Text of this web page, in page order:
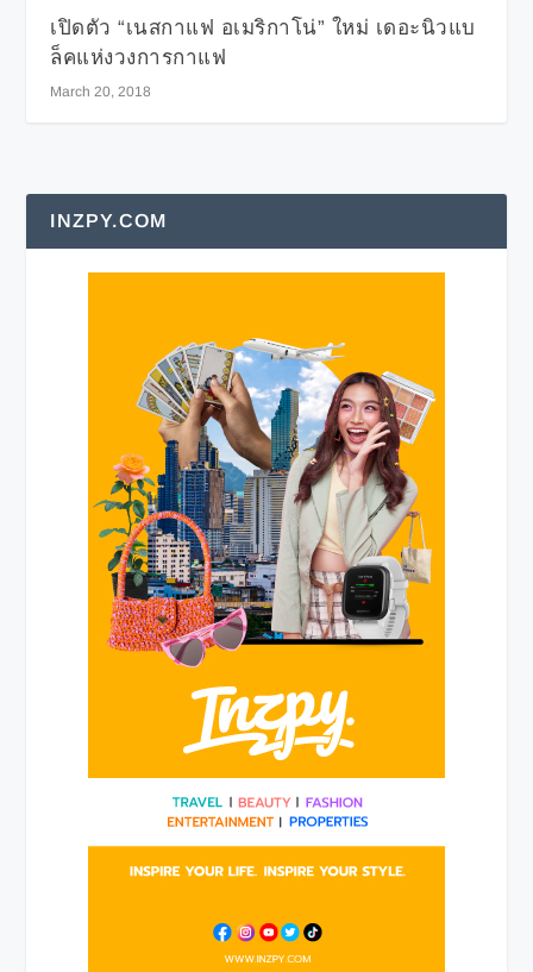
เปิดตัว “เนสกาแฟ อเมริกาโน่” ใหม่ เดอะนิวแบ
ล็คแห่งวงการกาแฟ
March 20, 2018
INZPY.COM